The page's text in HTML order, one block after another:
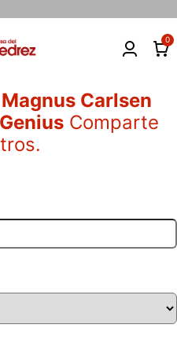
0
Magnus Carlsen
Comparte